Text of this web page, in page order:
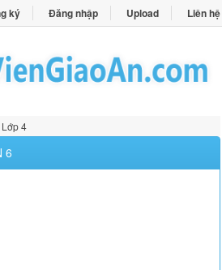
ký Đăng nhập Upload Liên hệ
Lớp 4
6